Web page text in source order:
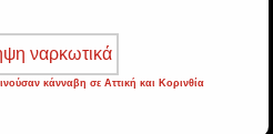
κάνναβη σε Αττική και Κορινθία